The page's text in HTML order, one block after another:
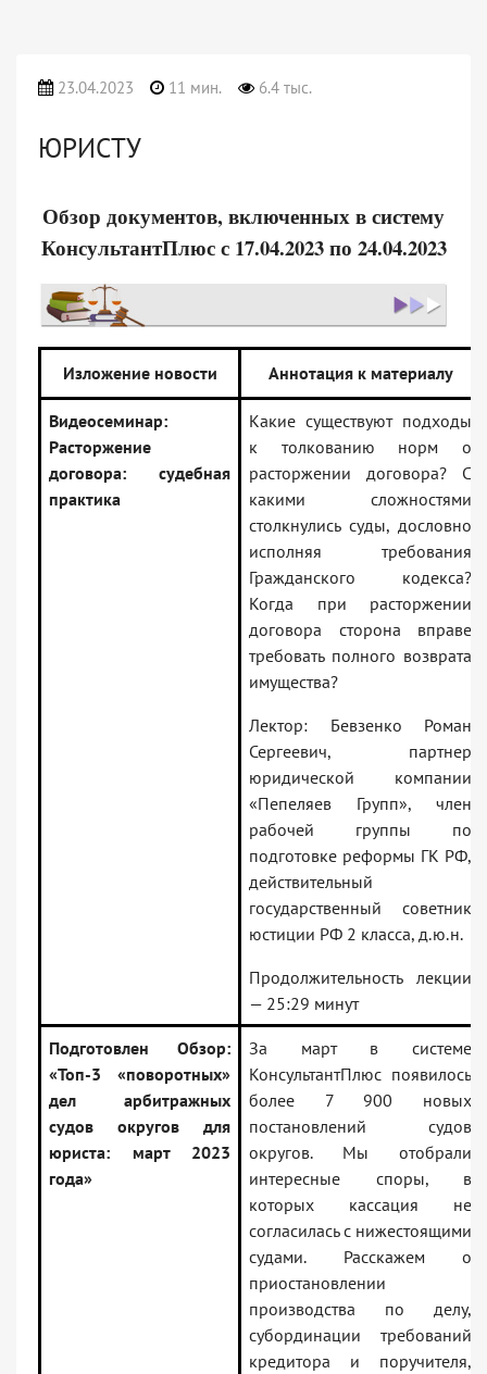
23.04.2023 11 мин. 6.4 тыс.
ЮРИСТУ
Обзор документов, включенных в систему
КонсультантПлюс с 17.04.2023 по 24.04.2023
Изложение новости Аннотация к материалу
Видеосеминар:
Расторжение
договора: судебная
практика
Какие существуют подходы
к толкованию норм о
расторжении договора? С
какими сложностями
столкнулись суды, дословно
исполняя требования
Гражданского кодекса?
Когда при расторжении
договора сторона вправе
требовать полного возврата
имущества?
Лектор: Бевзенко Роман
Сергеевич, партнер
юридической компании
«Пепеляев Групп», член
рабочей группы по
подготовке реформы ГК РФ,
действительный
государственный советник
юстиции РФ 2 класса, д.ю.н.
Продолжительность лекции
— 25:29 минут
Подготовлен Обзор:
«Топ-3 «поворотных»
дел арбитражных
судов округов для
юриста: март 2023
года»
За март в системе
КонсультантПлюс появилось
более 7 900 новых
постановлений судов
округов. Мы отобрали
интересные споры, в
которых кассация не
согласилась с нижестоящими
судами. Расскажем о
приостановлении
производства по делу,
субординации требований
кредитора и поручителя,